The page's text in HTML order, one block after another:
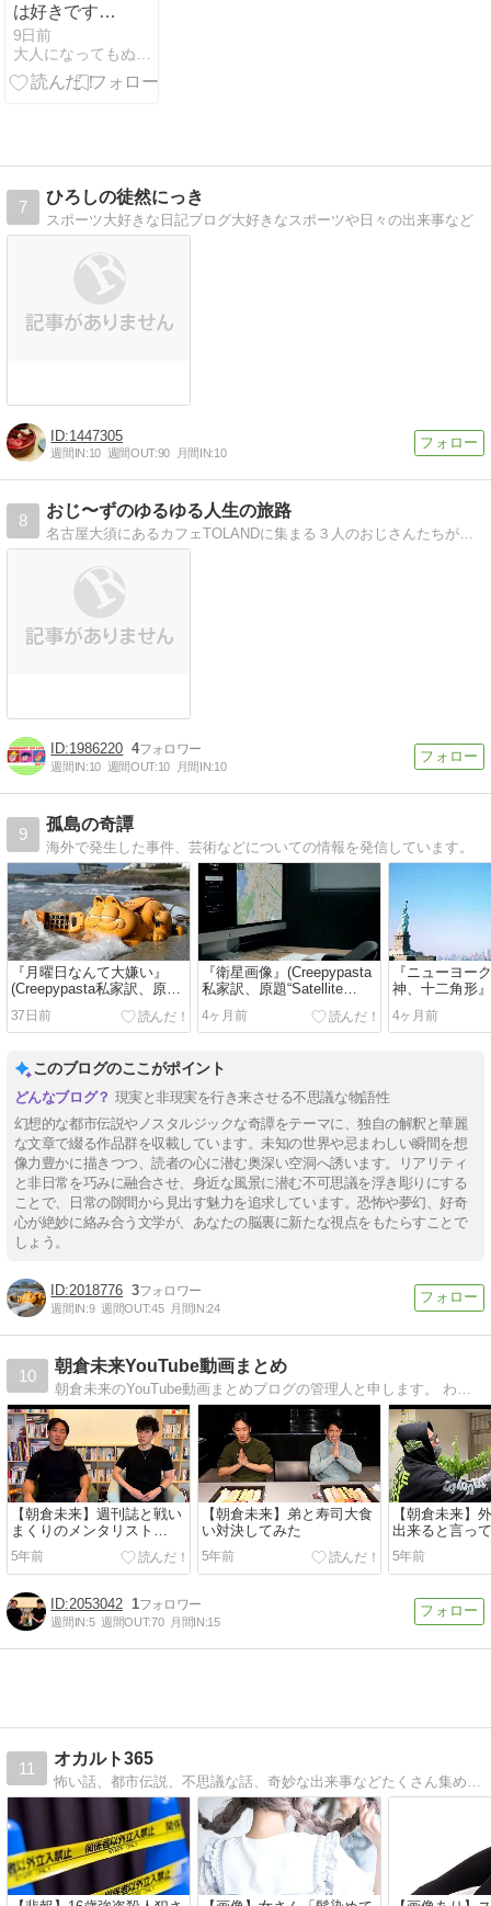
は好きです
か？
9日前
7
ひろしの徒然にっき
スポーツ大好きな日記ブログ大好きなスポーツや日々の出来事など
1447305
週間IN:10 週間OUT:90 月間IN:10
8
おじ〜ずのゆるゆる人生の旅路
名古屋大須にあるカフェTOLANDに集まる３人のおじさんたちが、全力で人生を楽しんでいこうとするドキュメンタリードラマです！
1986220 4
週間IN:10 週間OUT:10 月間IN:10
9
孤島の奇譚
海外で発生した事件、芸術などについての情報を発信しています。
『月曜日なんて大嫌い』
(Creepypasta私家訳、原
題“I Hate Mondays”)
37日前
『衛星画像』(Creepypasta
私家訳、原題“Satellite
Images”)
4ヶ月前
『ニューヨー
神、十二角形』
(Creepypasta
題“New York
4ヶ月前
このブログのここがポイント
現実と非現実を行き来させる不思議な物語性
幻想的な都市伝説やノスタルジックな奇譚をテーマに、独自の解釈と華麗
な文章で綴る作品群を収載しています。未知の世界や忌まわしい瞬間を想
像力豊かに描きつつ、読者の心に潜む奥深い空洞へ誘います。リアリティ
と非日常を巧みに融合させ、身近な風景に潜む不可思議を浮き彫りにする
ことで、日常の隙間から見出す魅力を追求しています。恐怖や夢幻、好奇
心が絶妙に絡み合う文学が、あなたの脳裏に新たな視点をもたらすことで
しょう。
2018776 3
週間IN:9 週間OUT:45 月間IN:24
10
朝倉未来YouTube動画まとめ
朝倉未来のYouTube動画まとめブログの管理人と申します。 わたしのブログでは朝倉未来に関する情報をまとめており、いわゆる特化ブログを目指しております。まだまだ成長過程のブログではございますが、ぜひともよろしくお願いいたします。管理人
【朝倉未来】週刊誌と戦い
まくりのメンタリスト
DaiGoさんに話を聞いてみ
た
5年前
【朝倉未来】弟と寿司大食
い対決してみた
5年前
【朝倉未来】
出来ると言っ
エルに巨大な
みた
5年前
2053042 1
週間IN:5 週間OUT:70 月間IN:15
11
オカルト365
怖い話、都市伝説、不思議な話、奇妙な出来事などたくさん集めています